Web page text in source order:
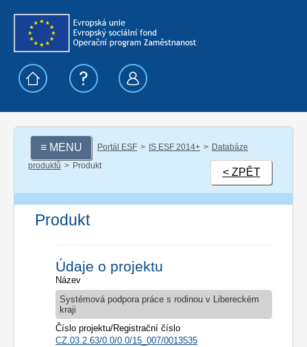
≡ MENU Portál ESF IS ESF 2014+
Databáze
produktů
Produkt
< ZPĚT
Produkt
Údaje o projektu
Název
Systémová podpora práce s rodinou v Libereckém
kraji
Číslo projektu/Registrační číslo
CZ.03.2.63/0.0/0.0/15_007/0013535